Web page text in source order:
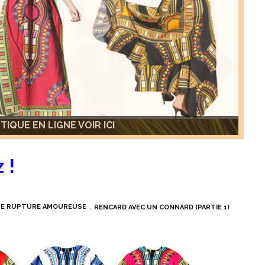
EN LIGNE VOIR ICI
EN LIGNE VOIR ICI
!
RUPTURE AMOUREUSE RENCARD AVEC UN CONNARD (PARTIE 1)